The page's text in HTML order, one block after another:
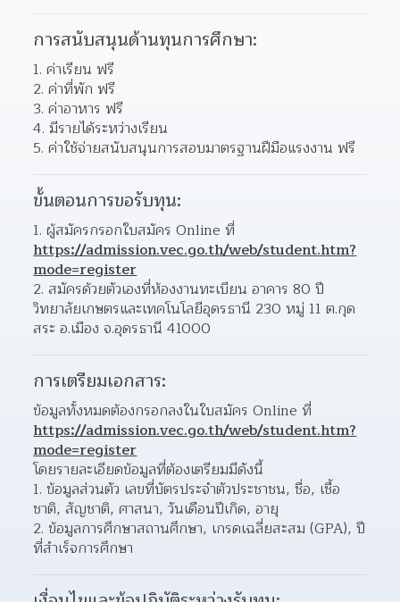
การสนับสนุนด้านทุนการศึกษา:
1. ค่าเรียน ฟรี
2. ค่าที่พัก ฟรี
3. ค่าอาหาร ฟรี
4. มีรายได้ระหว่างเรียน
5. ค่าใช้จ่ายสนับสนุนการสอบมาตรฐานฝีมือแรงงาน ฟรี
ขั้นตอนการขอรับทุน:
https://admission.vec.go.th/web/student.htm?
mode=register
2. สมัครด้วยตัวเองที่ห้องงานทะเบียน อาคาร 80 ปี
วิทยาลัยเกษตรและเทคโนโลยีอุดรธานี 230 หมู่ 11 ต.กุด
สระ อ.เมือง จ.อุดรธานี 41000
การเตรียมเอกสาร:
https://admission.vec.go.th/web/student.htm?
mode=register
โดยรายละเอียดข้อมูลที่ต้องเตรียมมีดังนี้
1. ข้อมูลส่วนตัว เลขที่บัตรประจำตัวประชาชน, ชื่อ, เชื้อ
ชาติ, สัญชาติ, ศาสนา, วันเดือนปีเกิด, อายุ
2. ข้อมูลการศึกษาสถานศึกษา, เกรดเฉลี่ยสะสม (GPA), ปี
ที่สำเร็จการศึกษา